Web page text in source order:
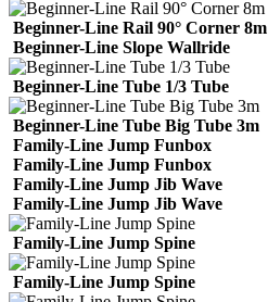
Beginner-Line Rail 90° Corner 8m
Beginner-Line Slope Wallride
Beginner-Line Tube 1/3 Tube
Beginner-Line Tube Big Tube 3m
Family-Line Jump Funbox
Family-Line Jump Funbox
Family-Line Jump Jib Wave
Family-Line Jump Jib Wave
Family-Line Jump Spine
Family-Line Jump Spine